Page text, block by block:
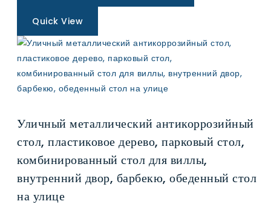
Quick View
Уличный металлический антикоррозийный
стол, пластиковое дерево, парковый стол,
комбинированный стол для виллы,
внутренний двор, барбекю, обеденный стол
на улице